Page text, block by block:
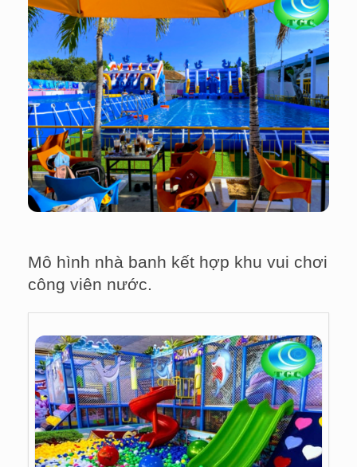
Mô hình nhà banh kết hợp khu vui chơi
công viên nước.